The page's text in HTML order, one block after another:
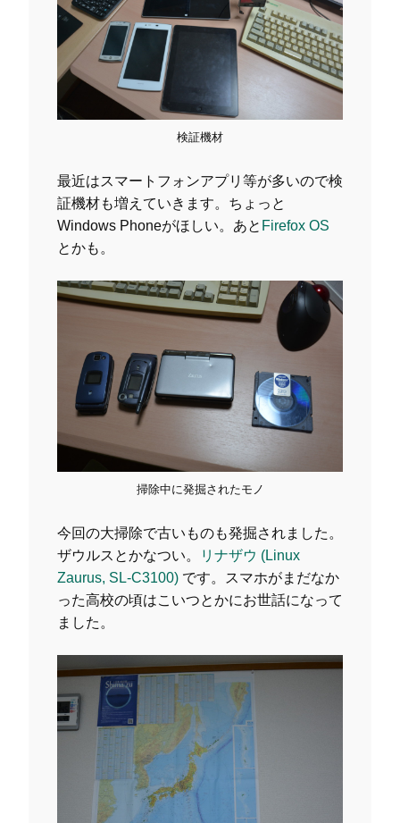
検証機材
最近はスマートフォンアプリ等が多いので検
証機材も増えていきます。ちょっと
Windows Phoneがほしい。あと Firefox OS
とかも。
掃除中に発掘されたモノ
今回の大掃除で古いものも発掘されました。
ザウルスとかなつい。
リナザウ (Linux
Zaurus, SL-C3100) です。スマホがまだなか
った高校の頃はこいつとかにお世話になって
ました。